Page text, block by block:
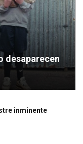
desaparecen
inminente